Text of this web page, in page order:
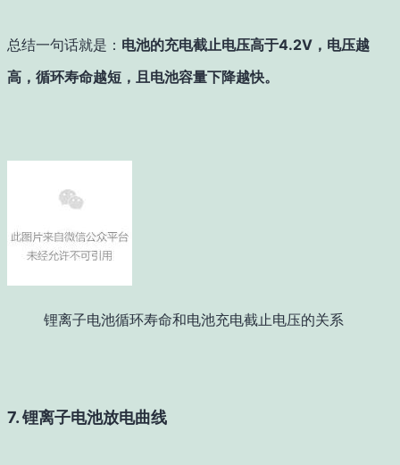
总结一句话就是： 电池的充电截止电压高于4.2V，电压越
高，循环寿命越短，且电池容量下降越快。
锂离子电池循环寿命和电池充电截止电压的关系
7. 锂离子电池放电曲线